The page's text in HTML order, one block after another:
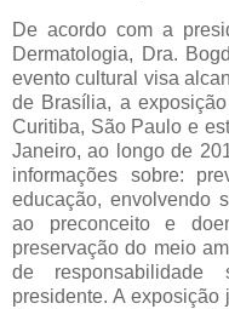
De acordo com a
Dermatologia, Dra.
evento cultural visa
de Brasília, a
Curitiba, São Paulo e
Janeiro, ao longo de
informações sobre:
educação, envolvendo
ao preconceito e
preservação do meio
de
presidente. A